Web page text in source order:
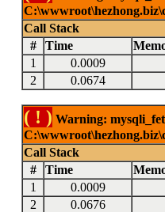
Call Stack
#
Time
1
0.0009
2
0.0674
( ! ) Warning:
Call Stack
#
Time
1
0.0009
2
0.0676